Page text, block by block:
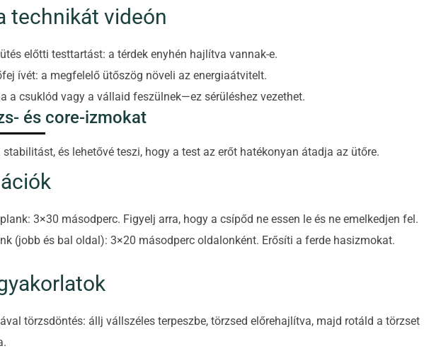
technikát videón
előtti testtartást: a térdek enyhén hajlítva vannak-e.
ívét: a megfelelő ütőszög növeli az energiaátvitelt.
a csuklód vagy a vállaid feszülnek—ez sérüléshez vezethet.
és core-izmokat
stabilitást, és lehetővé teszi, hogy a test az erőt hatékonyan átadja az ütőre.
3×30 másodperc. Figyelj arra, hogy a csípőd ne essen le és ne emelkedjen fel.
(jobb és bal oldal): 3×20 másodperc oldalonként. Erősíti a ferde hasizmokat.
törzsdöntés: állj vállszéles terpeszbe, törzsed előrehajlítva, majd rotáld a törzset